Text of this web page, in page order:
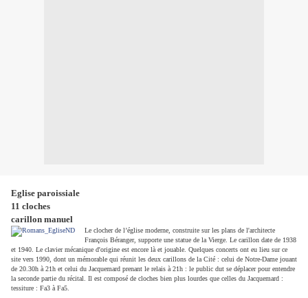
Eglise paroissiale
11 cloches
carillon manuel
Le clocher de l’église moderne, construite sur les plans de l'architecte
François Béranger, supporte une statue de la Vierge. Le carillon date de 1938
et 1940. Le clavier mécanique d'origine est encore là et jouable. Quelques concerts ont eu lieu sur ce
site vers 1990, dont un mémorable qui réunit les deux carillons de la Cité : celui de Notre-Dame jouant
de 20.30h à 21h et celui du Jacquemard prenant le relais à 21h : le public dut se déplacer pour entendre
la seconde partie du récital. Il est composé de cloches bien plus lourdes que celles du Jacquemard :
tessiture : Fa3 à Fa5.